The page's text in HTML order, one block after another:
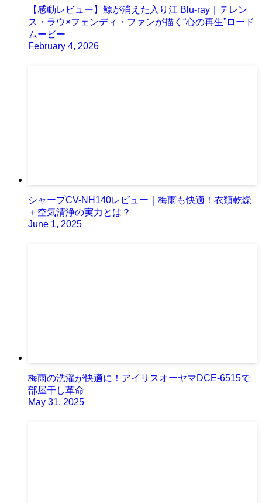
【感動レビュー】鯨が消えた入り江 Blu-ray｜テレン
ス・ラウ×フェンディ・ファンが描く“心の再生”ロード
ムービー
February 4, 2026
シャープCV-NH140レビュー｜梅雨も快適！衣類乾燥
＋空気清浄の実力とは？
June 1, 2025
梅雨の洗濯が快適に！アイリスオーヤマDCE-6515で
部屋干し革命
May 31, 2025